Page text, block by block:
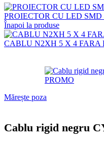
PROIECTOR CU LED SMD
Înapoi la produse
CABLU N2XH 5 X 4 FARA
Mărește poza
Cablu rigid negru